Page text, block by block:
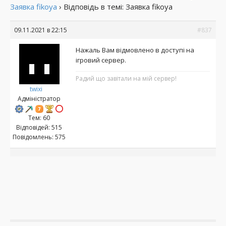
Заявка fikoya › Відповідь в темі: Заявка fikoya
09.11.2021 в 22:15 #837
twixi
Адміністратор
Тем: 60
Відповідей: 515
Повідомлень: 575
Нажаль Вам відмовлено в доступі на
ігровий сервер.
Радий що завітали на мій сервер!